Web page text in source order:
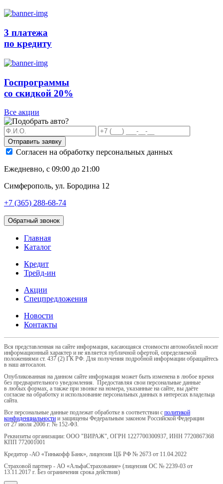
3 платежа
по кредиту
Госпрограммы
со скидкой 20%
Все акции
Отправить заявку
Согласен на обработку персональных данных
Ежедневно, с 09:00 до 21:00
Симферополь, ул. Бородина 12
+7 (365) 288-68-74
Обратный звонок
Главная
Каталог
Кредит
Трейд-ин
Акции
Спецпредложения
Новости
Контакты
Вся представленная на сайте информация, касающаяся стоимости автомобилей носит
информационный характер и не является публичной офертой, определяемой
положениями ст. 437 (2) ГК РФ. Для получения подробной информации обращайтесь
в наш автосалон.
Опубликованная на данном сайте информация может быть изменена в любое время
без предварительного уведомления. Предоставляя свои персональные данные
в любых формах, а также при звонке на номера, указанные на сайте, вы даёте
согласие на обработку и использование персональных данных в интересах владельца
сайта.
Все персональные данные подлежат обработке в соответствии с политикой
конфиденциальности и защищены Федеральным законом Российской Федерации
от 27 июля 2006 г. № 152-ФЗ.
Реквизиты организации: ООО "ВИРАЖ", ОГРН 1227700300937, ИНН 7720867368
КПП 772001001
Кредитор -АО «Тинькофф Банк», лицензия ЦБ РФ № 2673 от 11.04.2022
Страховой партнер - АО «АльфаСтрахование» (лицензия ОС № 2239-03 от
13.11.2017 г. Без ограничения срока действия)